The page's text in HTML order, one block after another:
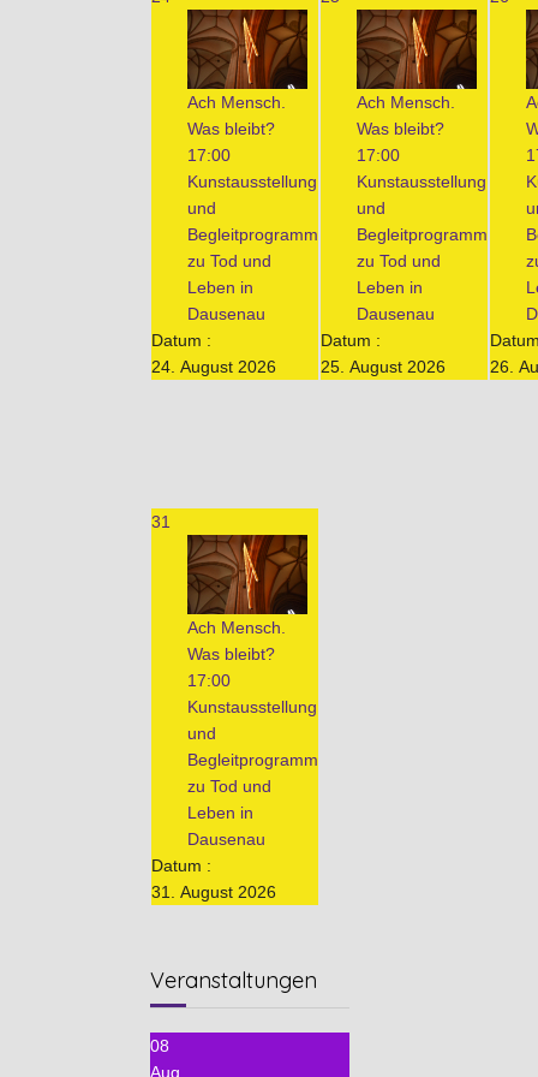
Ach Mensch.
Was bleibt?
17:00
Kunstausstellung
und
Begleitprogramm
zu Tod und
Leben in
Dausenau
Datum :
24. August 2026
Ach Mensch.
Was bleibt?
17:00
Kunstausstellung
und
Begleitprogramm
zu Tod und
Leben in
Dausenau
Datum :
25. August 2026
26.
31
Ach Mensch.
Was bleibt?
17:00
Kunstausstellung
und
Begleitprogramm
zu Tod und
Leben in
Dausenau
Datum :
31. August 2026
Veranstaltungen
08
Aug